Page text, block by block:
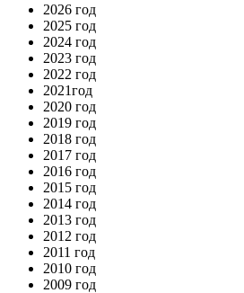
2018
2019
2020
2021
2022
2023
2024
2026 год
2025 год
2024 год
2023 год
2022 год
2021год
2020 год
2019 год
2018 год
2017 год
2016 год
2015 год
2014 год
2013 год
2012 год
2011 год
2010 год
2009 год